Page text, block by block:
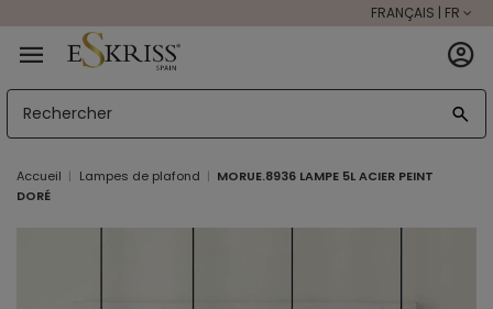
FRANÇAIS | FR
Accueil Lampes de plafond
MORUE.8936 LAMPE 5L ACIER PEINT
DORÉ